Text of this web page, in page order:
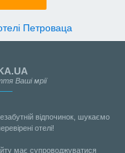
Петроваца
Ваші мрії
відпочинок, шукаємо
отелі!
має супроводжуватися